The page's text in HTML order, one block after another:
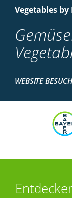
Vegetables by
WEBSITE